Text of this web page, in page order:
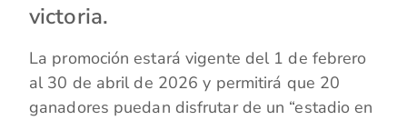
victoria.
La promoción estará vigente del 1 de febrero
al 30 de abril de 2026 y permitirá que 20
ganadores puedan disfrutar de un “estadio en